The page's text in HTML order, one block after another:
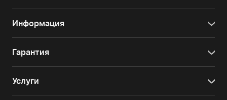
Информация
Гарантия
Услуги